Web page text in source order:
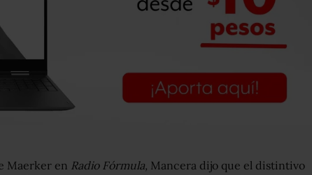
Maerker en Radio Fórmula, Mancera dijo que el distintivo